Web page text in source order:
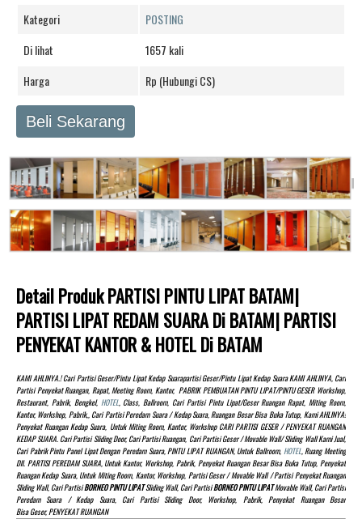
Kategori
POSTING
Di lihat
1657 kali
Harga
Rp (Hubungi CS)
Beli Sekarang
Detail Produk PARTISI PINTU LIPAT BATAM|
PARTISI LIPAT REDAM SUARA Di BATAM| PARTISI
PENYEKAT KANTOR & HOTEL Di BATAM
KAMI AHLINYA.! Cari Partisi Geser/pintu Lipat Kedap Suarapartisi Geser/pintu Lipat Kedap Suara KAMI AHLINYA, Cari
Partisi Penyekat Ruangan, Rapat, Meeting Room, Kantor, PABRIK PEMBUATAN PINTU LIPAT/PINTU GESER Workshop,
Restaurant, Pabrik, Bengkel, HOTEL, Class, Ballroom, Cari Partisi Pintu Lipat/Geser Ruangan Rapat, Miting Room,
Kantor, Workshop, Pabrik,, Cari Partisi Peredam Suara / Kedap Suara, Ruangan Besar Bisa Buka Tutup, Kami AHLINYA!
Penyekat Ruangan Kedap Suara, Untuk Miting Room, Kantor, Workshop CARI PARTISI GESER / PENYEKAT RUANGAN
KEDAP SUARA. Cari Partisi Sliding Door, Cari Partisi Ruangan, Cari Partisi Geser / Movable Wall/ Sliding Wall Kami Jual,
Cari Pabrik Pintu Panel Lipat Dengan Peredam Suara, PINTU LIPAT RUANGAN, Untuk Ballroom, HOTEL, Ruang Meeting
Dll. PARTISI PEREDAM SUARA, Untuk Kantor, Workshop, Pabrik, Penyekat Ruangan Besar Bisa Buka Tutup, Penyekat
Ruangan Kedap Suara, Untuk Miting Room, Kantor, Workshop, Partisi Geser / Movable Wall / Partisi Penyekat Ruangan
Sliding Wall, Cari PartisiBORNEO PINTU LIPATSliding Wall, Cari PartisiBORNEO PINTU LIPATMovable Wall, Cari Partisi
Peredam Suara / Kedap Suara, Cari Partisi Sliding Door, Workshop, Pabrik, Penyekat Ruangan Besar
Bisa Geser, PENYEKAT RUANGAN